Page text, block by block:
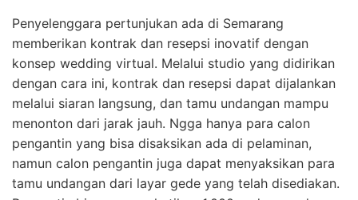
Penyelenggara pertunjukan ada di Semarang
memberikan kontrak dan resepsi inovatif dengan
konsep wedding virtual. Melalui studio yang didirikan
dengan cara ini, kontrak dan resepsi dapat dijalankan
melalui siaran langsung, dan tamu undangan mampu
menonton dari jarak jauh. Ngga hanya para calon
pengantin yang bisa disaksikan ada di pelaminan,
namun calon pengantin juga dapat menyaksikan para
tamu undangan dari layar gede yang telah disediakan.